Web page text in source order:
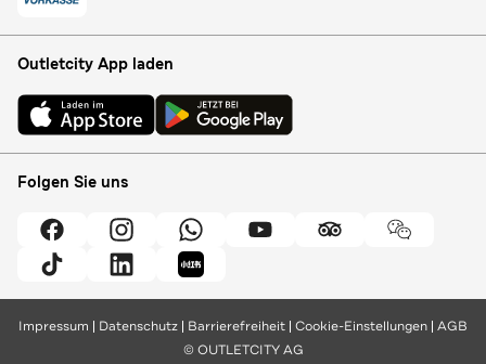
Outletcity App laden
Folgen Sie uns
Impressum Datenschutz Barrierefreiheit Cookie-Einstellungen AGB
© OUTLETCITY AG